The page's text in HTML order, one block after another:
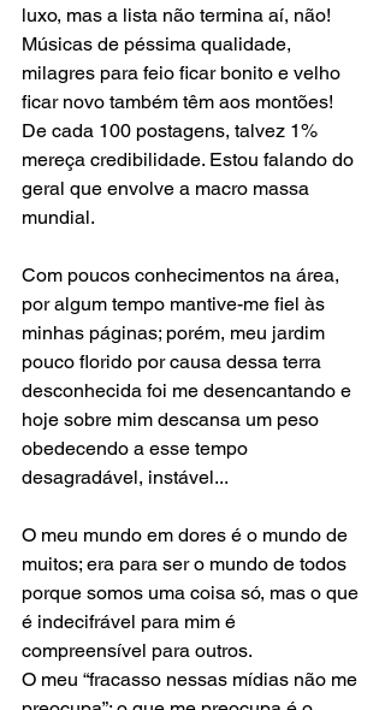
luxo, mas a lista não termina aí, não!
Músicas de péssima qualidade,
milagres para feio ficar bonito e velho
ficar novo também têm aos montões!
De cada 100 postagens, talvez 1%
mereça credibilidade. Estou falando do
geral que envolve a macro massa
mundial.
Com poucos conhecimentos na área,
por algum tempo mantive-me fiel às
minhas páginas; porém, meu jardim
pouco florido por causa dessa terra
desconhecida foi me desencantando e
hoje sobre mim descansa um peso
obedecendo a esse tempo
desagradável, instável...
O meu mundo em dores é o mundo de
muitos; era para ser o mundo de todos
porque somos uma coisa só, mas o que
é indecifrável para mim é
compreensível para outros.
O meu “fracasso nessas mídias não me